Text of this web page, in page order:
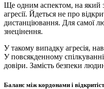
Ще одним аспектом, на який
агресії. Йдеться не про
дистанціювання. Для самої
знецінення.
У такому випадку агресія,
У повсякденному
довіри. Замість безпеки
Баланс між кордонами і